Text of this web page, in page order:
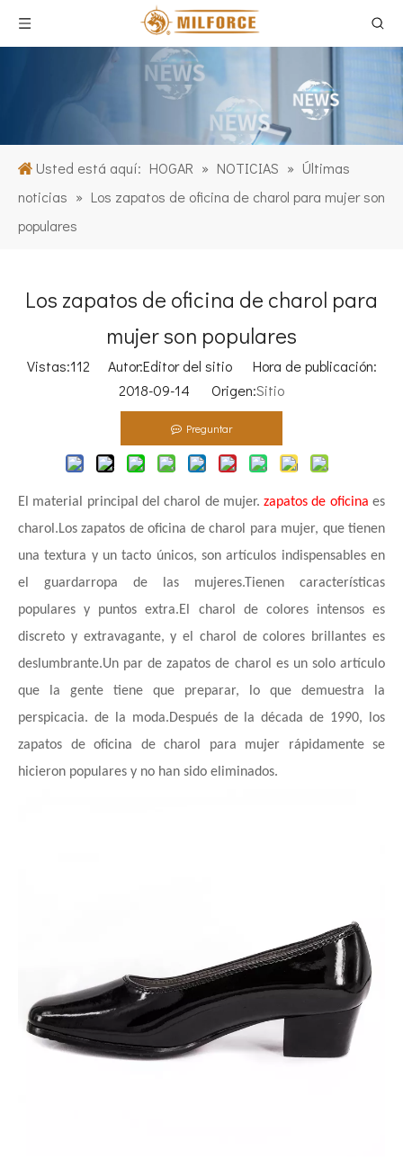
Usted está aquí: HOGAR » NOTICIAS » Últimas
noticias » Los zapatos de oficina de charol para mujer son
populares
Los zapatos de oficina de charol para
mujer son populares
Vistas:112 Autor:Editor del sitio Hora de publicación:
2018-09-14 Origen:Sitio
Preguntar
El material principal del charol de mujer.zapatos de oficina es
charol.Los zapatos de oficina de charol para mujer, que tienen
una textura y un tacto únicos, son artículos indispensables en
el guardarropa de las mujeres.Tienen características
populares y puntos extra.El charol de colores intensos es
discreto y extravagante, y el charol de colores brillantes es
deslumbrante.Un par de zapatos de charol es un solo artículo
que la gente tiene que preparar, lo que demuestra la
perspicacia. de la moda.Después de la década de 1990, los
zapatos de oficina de charol para mujer rápidamente se
hicieron populares y no han sido eliminados.